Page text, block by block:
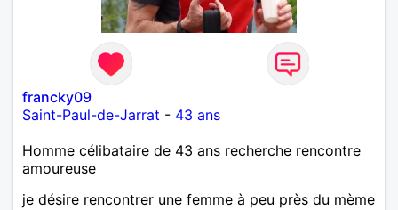
francky09
Saint-Paul-de-Jarrat - 43 ans
Homme célibataire de 43 ans recherche rencontre
amoureuse
je désire rencontrer une femme à peu près du mème